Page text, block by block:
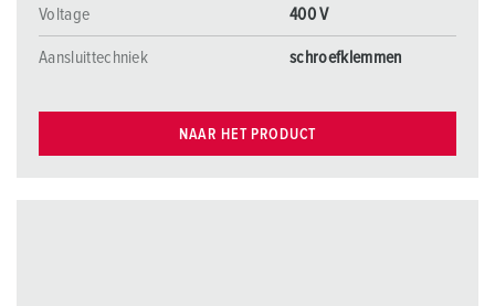
Voltage 400 V
Aansluittechniek schroefklemmen
NAAR HET PRODUCT